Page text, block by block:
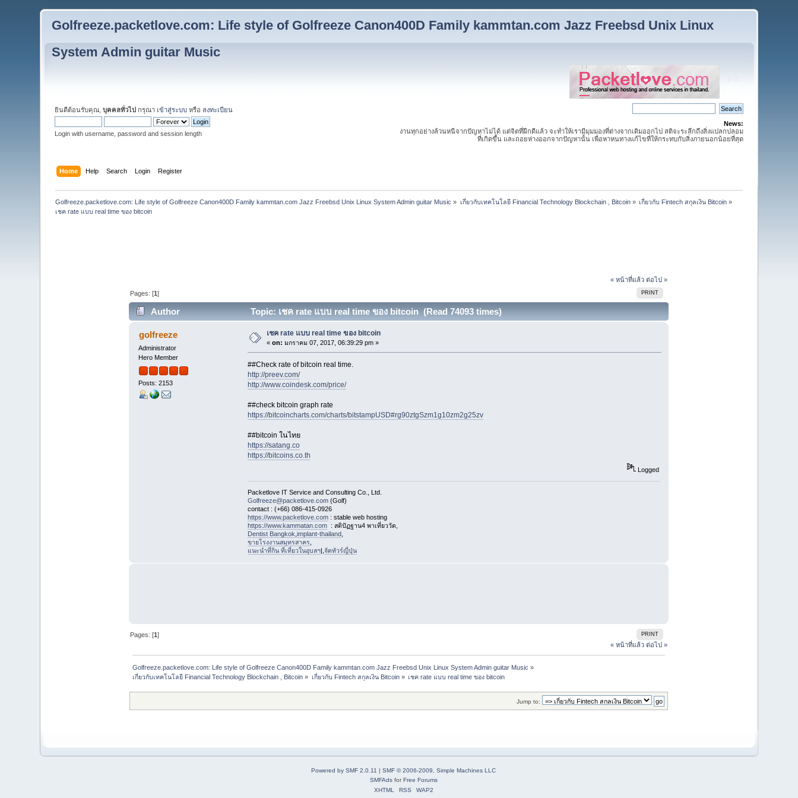
Golfreeze.packetlove.com: Life style of Golfreeze Canon400D Family kammtan.com Jazz Freebsd Unix Linux
System Admin guitar Music
ยินดีต้อนรับคุณ,บุคคลทั่วไป กรุณา เข้าสู่ระบบ หรือ ลงทะเบียน
Login with username, password and session length
News:
งานทุกอย่างล้วนหนีจากปัญหาไม่ได้ แต่จิตที่ฝึกดีแล้ว จะทำให้เรามีมุมมองที่ต่างจากเดิมออกไป สติจะระลึกถึงสิ่งแปลกปลอม
ที่เกิดขึ้น และถอยห่างออกจากปัญหานั้น เพื่อหาหนทางแก้ไขที่ให้กระทบกับสิ่งภายนอกน้อยที่สุด
Home Help Search Login Register
Golfreeze.packetlove.com: Life style of Golfreeze Canon400D Family kammtan.com Jazz Freebsd Unix Linux System Admin guitar Music » เกี่ยวกับเทคโนโลยี Financial Technology Blockchain , Bitcoin» เกี่ยวกับ Fintech สกุลเงิน Bitcoin »
เชค rate แบบ real time ของ bitcoin
« หน้าที่แล้ว ต่อไป »
PRINT
Pages: [1]
Author Topic: เชค rate แบบ real time ของ bitcoin (Read 74093 times)
golfreeze
Administrator
Hero Member
Posts: 2153
เชค rate แบบ real time ของ bitcoin
«on: มกราคม 07, 2017, 06:39:29 pm »
##Check rate of bitcoin real time.
http://preev.com/
http://www.coindesk.com/price/
##check bitcoin graph rate
https://bitcoincharts.com/charts/bitstampUSD#rg90ztgSzm1g10zm2g25zv
##bitcoin ในไทย
https://satang.co
https://bitcoins.co.th
Logged
Packetlove IT Service and Consulting Co., Ltd.
Golfreeze@packetlove.com(Golf)
contact : (+66) 086-415-0926
https://www.packetlove.com: stable web hosting
https://www.kammatan.com: สติปัฏฐาน4 พาเที่ยววัด,
Dentist Bangkok implant-thailand,
ขายโรงงานสมุทรสาคร,
แนะนำที่กิน ที่เที่ยวในอุบลฯ|, จัดทัวร์ญี่ปุ่น
PRINT
Pages: [1]
« หน้าที่แล้ว ต่อไป »
Golfreeze.packetlove.com: Life style of Golfreeze Canon400D Family kammtan.com Jazz Freebsd Unix Linux System Admin guitar Music »
เกี่ยวกับเทคโนโลยี Financial Technology Blockchain , Bitcoin » เกี่ยวกับ Fintech สกุลเงิน Bitcoin» เชค rate แบบ real time ของ bitcoin
Jump to:
Powered by SMF 2.0.11 | SMF © 2006-2009, Simple Machines LLC
SMFAdsforFree Forums
XHTML
RSS WAP2